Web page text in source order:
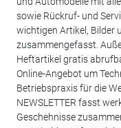
sowie Rückruf- und
wichtigen Artikel, Bilder
zusammengefasst.
Heftartikel gratis
Online-Angebot um
Betriebspraxis für die
NEWSLETTER fasst
Geschehnisse